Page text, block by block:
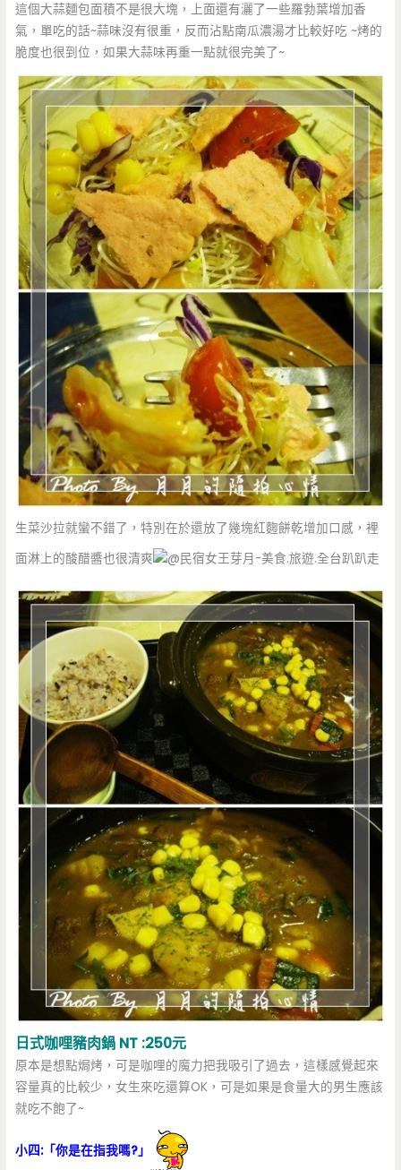
這個大蒜麵包面積不是很大塊，上面還有灑了一些羅勃葉增加香
氣，單吃的話~蒜味沒有很重，反而沾點南瓜濃湯才比較好吃 ~烤的
脆度也很到位，如果大蒜味再重一點就很完美了~
生菜沙拉就蠻不錯了，特別在於還放了幾塊紅麴餅乾增加口感，裡
面淋上的酸醋醬也很清爽
日式咖哩豬肉鍋 NT :250元
原本是想點焗烤，可是咖哩的魔力把我吸引了過去，這樣感覺起來
容量真的比較少，女生來吃還算OK，可是如果是食量大的男生應該
就吃不飽了~
小四:「你是在指我嗎?」